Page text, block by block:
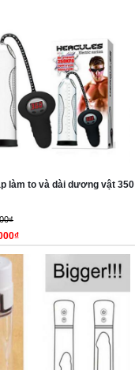
làm to và dài dương vật 350